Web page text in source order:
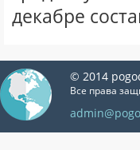
декабре
© 2014
Все права